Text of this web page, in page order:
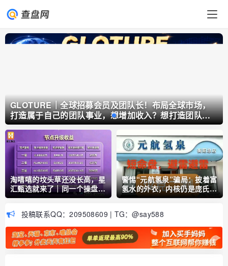
GLOTURE｜全球招募会员及团队长！布局全球市场，
打造属于自己的团队事业，想增加收入？想打造团队？
加入 GLOTURE！
淘嘻嘻的坟头草还没长高，星
汇甄选就来了｜同一个操盘
手，同一套“公排”剧本
警惕“元航氢泉”骗局：披着富
氢水的外衣，内核仍是庞氏骗
局+传销架构
投稿联系QQ：209508609 | TG：@say588